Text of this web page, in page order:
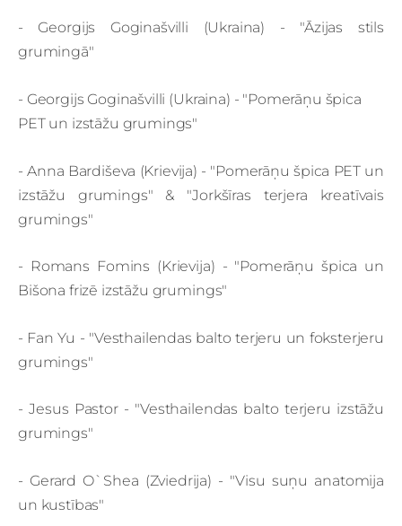
- Georgijs Goginašvilli (Ukraina) - "Āzijas stils
grumingā"
- Georgijs Goginašvilli (Ukraina) - "Pomerāņu špica
PET un izstāžu grumings"
- Anna Bardiševa (Krievija) - "Pomerāņu špica PET un
izstāžu grumings" & "Jorkšīras terjera kreatīvais
grumings"
- Romans Fomins (Krievija) - "Pomerāņu špica un
Bišona frizē izstāžu grumings"
- Fan Yu - "Vesthailendas balto terjeru un foksterjeru
grumings"
- Jesus Pastor - "Vesthailendas balto terjeru izstāžu
grumings"
- Gerard O`Shea (Zviedrija) - "Visu suņu anatomija
un kustības"